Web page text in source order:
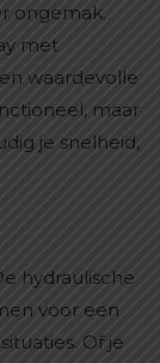
ongemak.
met
waardevolle
maar
je snelheid,
hydraulische
voor een
Of je